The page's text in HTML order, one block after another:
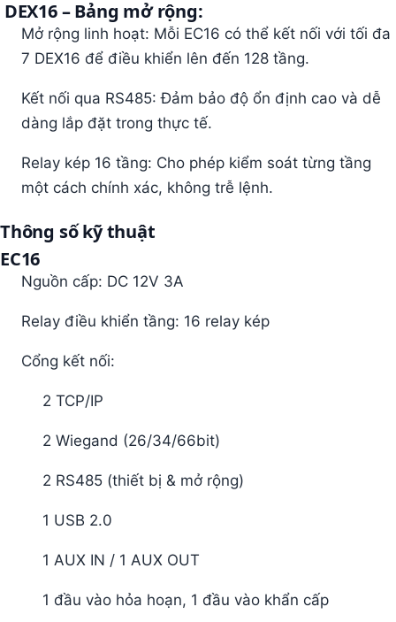
DEX16 – Bảng mở rộng:
Mở rộng linh hoạt: Mỗi EC16 có thể kết nối với tối đa
7 DEX16 để điều khiển lên đến 128 tầng.
Kết nối qua RS485: Đảm bảo độ ổn định cao và dễ
dàng lắp đặt trong thực tế.
Relay kép 16 tầng: Cho phép kiểm soát từng tầng
một cách chính xác, không trễ lệnh.
Thông số kỹ thuật
EC16
Nguồn cấp: DC 12V 3A
Relay điều khiển tầng: 16 relay kép
Cổng kết nối:
2 TCP/IP
2 Wiegand (26/34/66bit)
2 RS485 (thiết bị & mở rộng)
1 USB 2.0
1 AUX IN / 1 AUX OUT
1 đầu vào hỏa hoạn, 1 đầu vào khẩn cấp